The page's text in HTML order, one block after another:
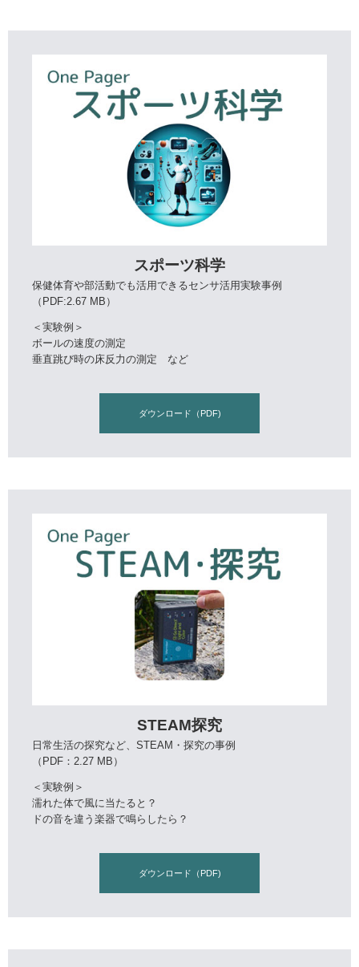
スポーツ科学
保健体育や部活動でも活用できるセンサ活用実験事例
（PDF:2.67 MB）
＜実験例＞
ボールの速度の測定
垂直跳び時の床反力の測定 など
ダウンロード（PDF)
STEAM探究
日常生活の探究など、STEAM・探究の事例
（PDF：2.27 MB）
＜実験例＞
濡れた体で風に当たると？
ドの音を違う楽器で鳴らしたら？
ダウンロード（PDF)